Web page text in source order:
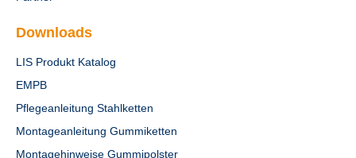
Downloads
LIS Produkt Katalog
EMPB
Pflegeanleitung Stahlketten
Montageanleitung Gummiketten
Montagehinweise Gummipolster